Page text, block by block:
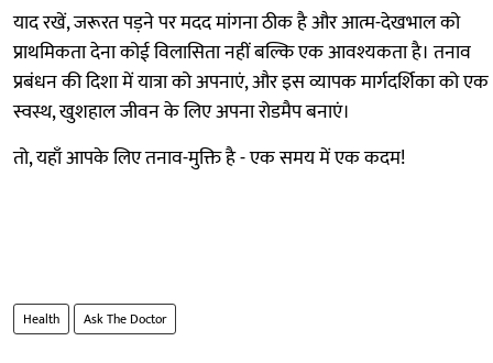
याद रखें, जरूरत पड़ने पर मदद मांगना ठीक है और आत्म-देखभाल को
प्राथमिकता देना कोई विलासिता नहीं बल्कि एक आवश्यकता है। तनाव
प्रबंधन की दिशा में यात्रा को अपनाएं, और इस व्यापक मार्गदर्शिका को एक
स्वस्थ, खुशहाल जीवन के लिए अपना रोडमैप बनाएं।
तो, यहाँ आपके लिए तनाव-मुक्ति है - एक समय में एक कदम!
Health Ask The Doctor